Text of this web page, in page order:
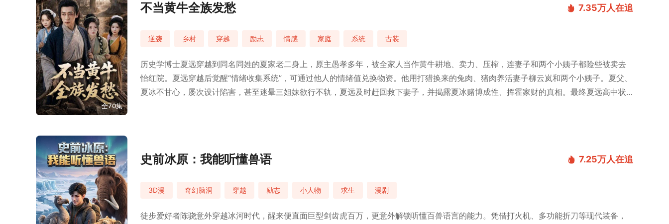
全70集
不当黄牛全族发愁 7.35万人在追
逆袭 乡村 穿越 励志 情感 家庭 系统 古装
历史学博士夏远穿越到同名同姓的夏家老二身上，原主愚孝多年，被全家人当作黄牛耕地、卖力、压榨，连妻子和两个小姨子都险些被卖去
怡红院。夏远穿越后觉醒“情绪收集系统”，可通过他人的情绪值兑换物资。他用打猎换来的兔肉、猪肉养活妻子柳云岚和两个小姨子。夏父、
夏冰不甘心，屡次设计陷害，甚至迷晕三姐妹欲行不轨，夏远及时赶回救下妻子，并揭露夏冰赌博成性、挥霍家财的真相。最终夏远高中状
史前冰原：我能听懂兽语 7.25万人在追
3D漫 奇幻脑洞 穿越 励志 小人物 求生 漫剧
徒步爱好者陈骁意外穿越冰河时代，醒来便直面巨型剑齿虎百万，更意外解锁听懂百兽语言的能力。凭借打火机、多功能折刀等现代装备，